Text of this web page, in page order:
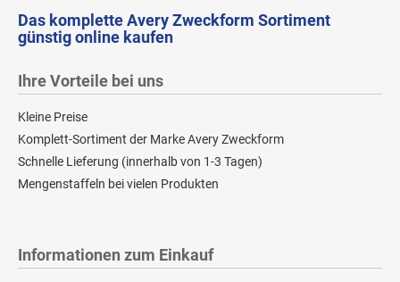
Das komplette Avery Zweckform Sortiment
günstig online kaufen
Ihre Vorteile bei uns
Kleine Preise
Komplett-Sortiment der Marke Avery Zweckform
Schnelle Lieferung (innerhalb von 1-3 Tagen)
Mengenstaffeln bei vielen Produkten
Informationen zum Einkauf